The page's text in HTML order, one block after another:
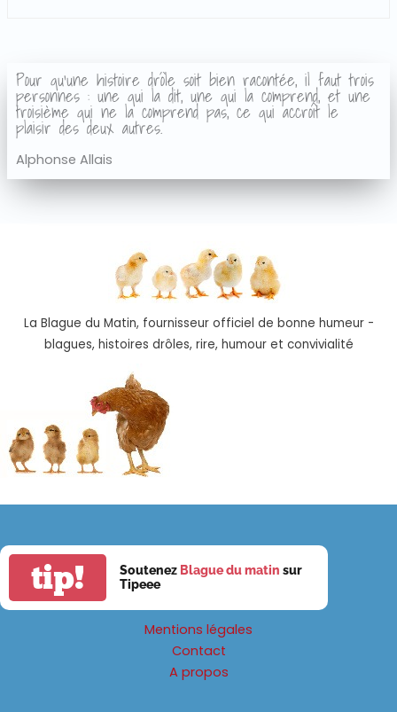
Pour qu'une histoire drôle soit bien racontée, il faut trois
personnes : une qui la dit, une qui la comprend, et une
troisième qui ne la comprend pas, ce qui accroît le
plaisir des deux autres.
Alphonse Allais
La Blague du Matin, fournisseur officiel de bonne humeur -
blagues, histoires drôles, rire, humour et convivialité
tip! Soutenez Blague du matin sur
Tipeee
Mentions légales
Contact
A propos